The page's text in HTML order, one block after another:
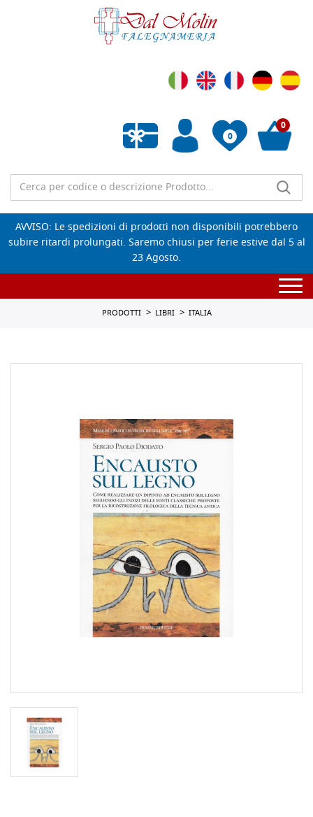
0
Wishlist vuota
0
AVVISO: Le spedizioni di prodotti non disponibili potrebbero
subire ritardi prolungati. Saremo chiusi per ferie estive dal 5 al
23 Agosto.
PRODOTTI LIBRI ITALIA